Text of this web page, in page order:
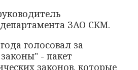
ЗАО СКМ.
голосовал за
- пакет
законов, которые